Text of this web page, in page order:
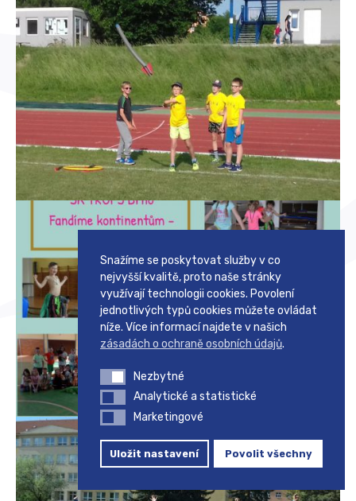
Snažíme se poskytovat služby v co
nejvyšší kvalitě, proto naše stránky
využívají technologii cookies. Povolení
jednotlivých typů cookies můžete ovládat
níže. Více informací najdete v našich
zásadách o ochraně osobních údajů.
NezbytnéNezbytné
Analytické a statistické
Analytické a statistické
MarketingovéMarketingové
Uložit nastavení Povolit všechny